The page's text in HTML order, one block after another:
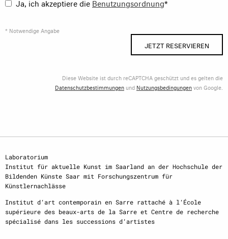
* Notwendige Angabe
JETZT RESERVIEREN
Diese Website ist durch reCAPTCHA geschützt und es gelten die
Datenschutzbestimmungen und Nutzungsbedingungenvon Google.
Laboratorium
Institut für aktuelle Kunst im Saarland an der Hochschule der
Bildenden Künste Saar mit Forschungszentrum für
Künstlernachlässe
Institut d‘art contemporain en Sarre rattaché à l‘École
supérieure des beaux-arts de la Sarre et Centre de recherche
spécialisé dans les successions d‘artistes